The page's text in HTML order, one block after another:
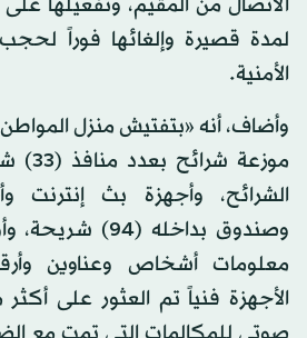
لمدة قصيرة وإلغائها فوراً
الأمنية.
وأضاف، أنه «بتفتيش منزل
موزعة
الشرائح، وأجهزة بث إنترنت
وصندوق بداخله
معلومات أشخاص وعناوين